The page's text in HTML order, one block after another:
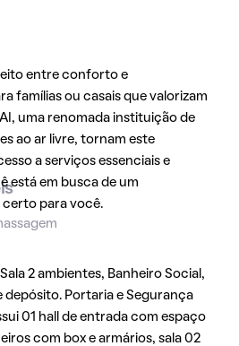
entre conforto e
famílias ou casais que valorizam
uma renomada instituição de
ao ar livre, tornam este
a serviços essenciais e
está em busca de um
certo para você.
2 ambientes, Banheiro Social,
depósito. Portaria e Segurança
01 hall de entrada com espaço
com box e armários, sala 02